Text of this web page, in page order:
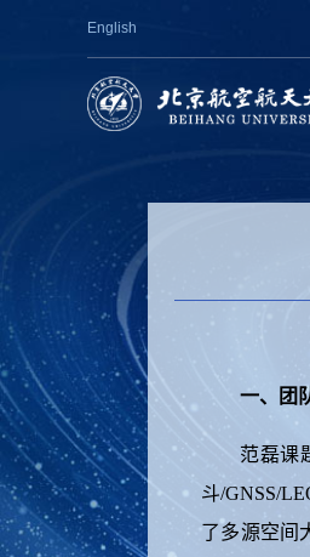
English
一、团
范磊课
斗/GNSS/
了多源空间